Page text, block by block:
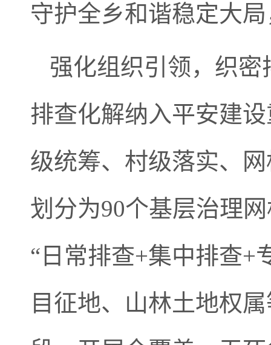
守护全乡和谐稳定大
强化组织引领，织
排查化解纳入平安建
级统筹、村级落实、
划分为90个基层治理
“日常排查+集中排查+
目征地、山林土地权